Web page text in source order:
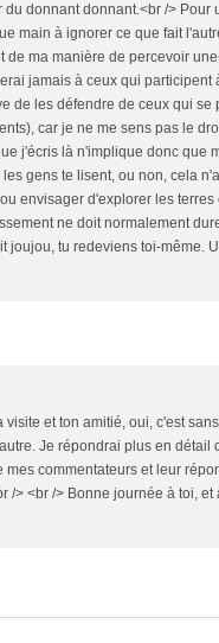
donnant donnant.<br /> Pour
main à ignorer ce que fait
de ma manière de percevoir
jamais à ceux qui participent
de les défendre de ceux qui
car je ne me sens pas le
j'écris là n'implique donc que
gens te lisent, ou non, cela
envisager d'explorer les
ne doit normalement
joujou, tu redeviens toi-même.
visite et ton amitié, oui, c'est
Je répondrai plus en détail
mes commentateurs et leur
/> <br /> Bonne journée à toi,